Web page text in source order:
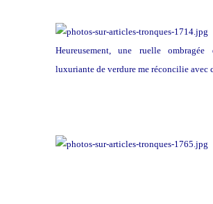
Heureusement, une ruelle ombragée
luxuriante de verdure me réconcilie avec